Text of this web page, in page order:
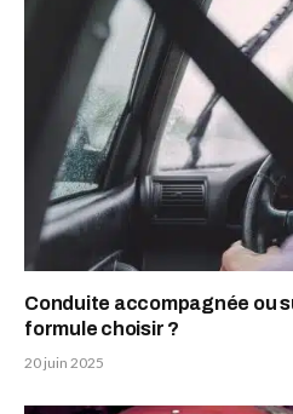
Conduite accompagnée ou
formule choisir ?
20 juin 2025